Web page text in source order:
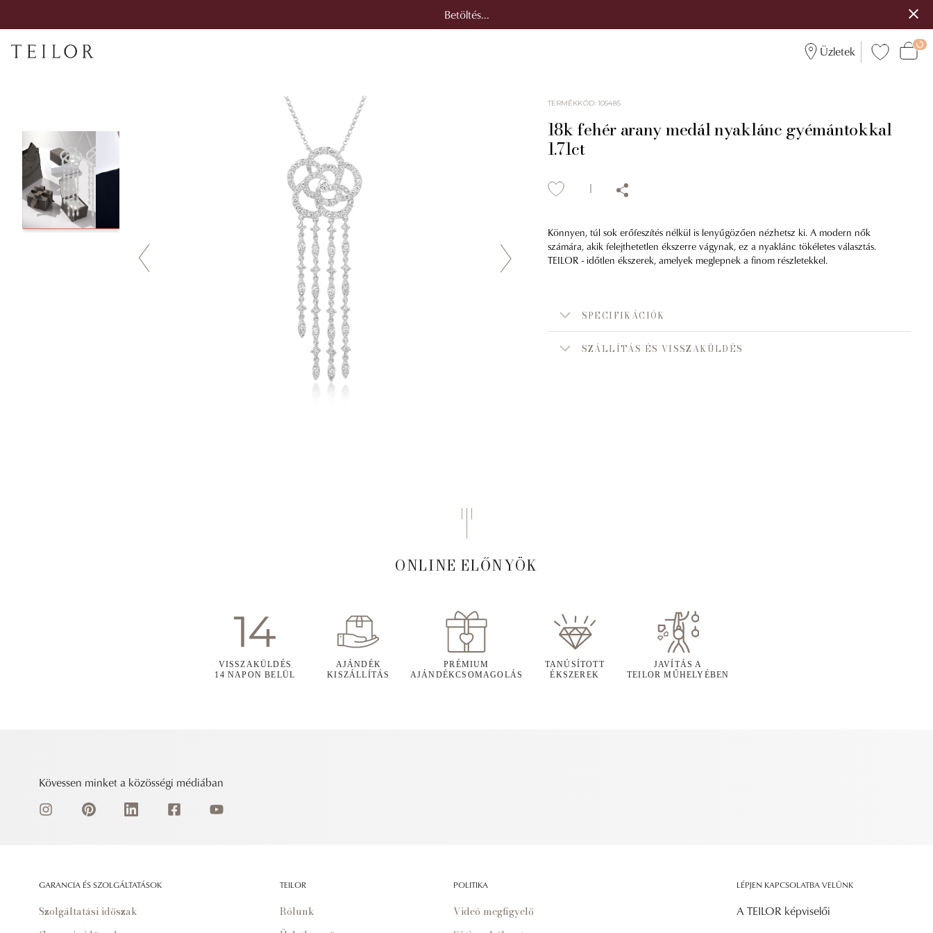
Betöltés...
Üzletek
TERMÉKKÓD:105485
18k fehér arany medál nyaklánc gyémántokkal
1.71ct
Könnyen, túl sok erőfeszítés nélkül is lenyűgözően nézhetsz ki. A modern nők
számára, akik felejthetetlen ékszerre vágynak, ez a nyaklánc tökéletes választás.
TEILOR - időtlen ékszerek, amelyek meglepnek a finom részletekkel.
SPECIFIKÁCIÓK
SZÁLLÍTÁS ÉS VISSZAKÜLDÉS
ONLINE ELŐNYÖK
VISSZAKÜLDÉS
14 NAPON BELÜL
AJÁNDÉK
KISZÁLLÍTÁS
PRÉMIUM
AJÁNDÉKCSOMAGOLÁS
TANÚSÍTOTT
ÉKSZEREK
JAVÍTÁS A
TEILOR MŰHELYÉBEN
Kövessen minket a közösségi médiában
GARANCIA ÉS SZOLGÁLTATÁSOK
Szolgáltatási időszak
TEILOR
Rólunk
POLITIKA
Videó megfigyelő
LÉPJEN KAPCSOLATBA VELÜNK
A TEILOR képviselői